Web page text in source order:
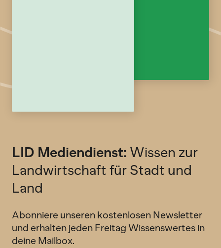
LID Mediendienst: Wissen zur
Landwirtschaft für Stadt und
Land
Abonniere unseren kostenlosen Newsletter
und erhalten jeden Freitag Wissenswertes in
deine Mailbox.